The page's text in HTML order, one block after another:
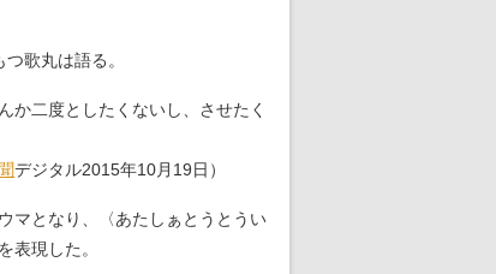
歌丸は語る。
か二度としたくないし、させたく
デジタル2015年10月19日）
マとなり、〈あたしぁとうとうい
表現した。